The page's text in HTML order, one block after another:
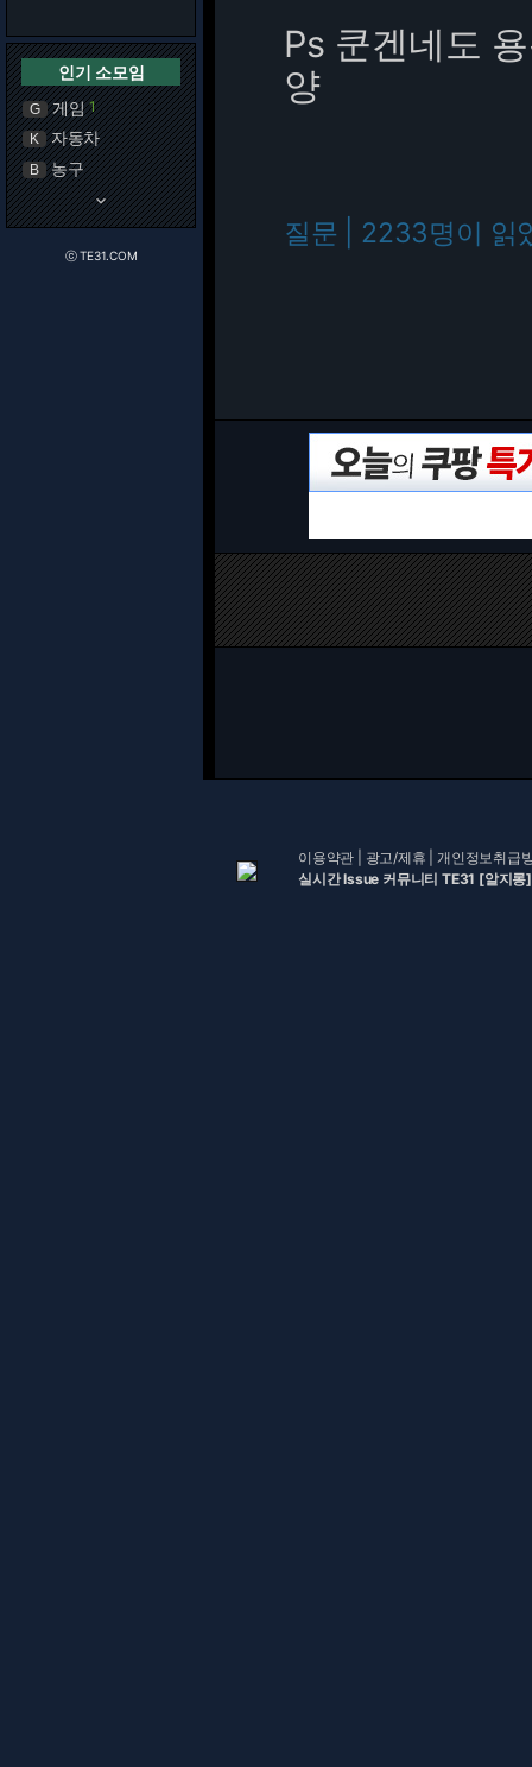
인기 소모임
G 게임 1
K 자동차
B 농구
keyboard_arrow_down
ⓒ TE31.COM
Ps 쿤겐네도
양
질문 | 2233명이 읽
이용약관 광고/제휴 |개인정보취급
실시간 Issue 커뮤니티 TE31 [알지